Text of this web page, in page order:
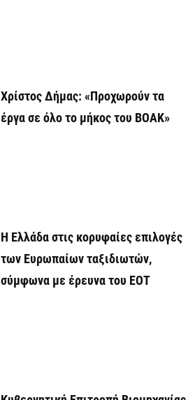
Χρίστος Δήμας: «Προχωρούν τα
έργα σε όλο το μήκος του ΒΟΑΚ»
Η Ελλάδα στις κορυφαίες επιλογές
των Ευρωπαίων ταξιδιωτών,
σύμφωνα με έρευνα του ΕΟΤ